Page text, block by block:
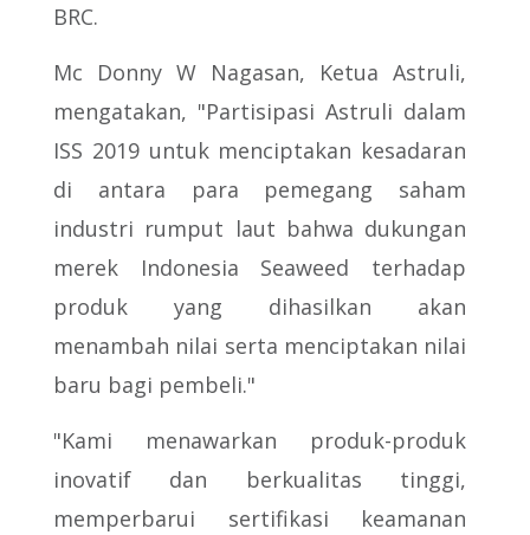
BRC.
Mc Donny W Nagasan, Ketua Astruli,
mengatakan, "Partisipasi Astruli dalam
ISS 2019 untuk menciptakan kesadaran
di antara para pemegang saham
industri rumput laut bahwa dukungan
merek Indonesia Seaweed terhadap
produk yang dihasilkan akan
menambah nilai serta menciptakan nilai
baru bagi pembeli."
"Kami menawarkan produk-produk
inovatif dan berkualitas tinggi,
memperbarui sertifikasi keamanan